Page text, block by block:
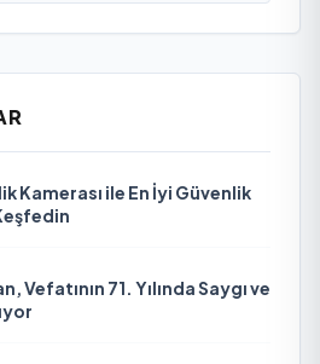
Kamerası ile En İyi Güvenlik
Vefatının 71. Yılında Saygı ve